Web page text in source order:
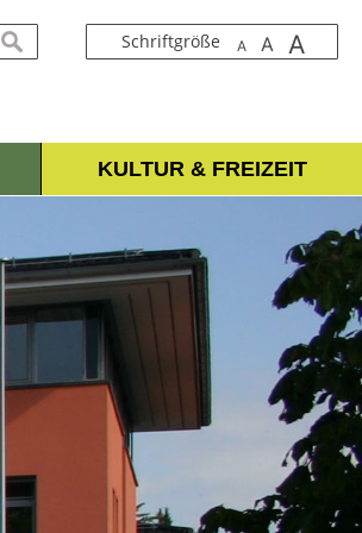
Schriftgröße A A A
suchen
KULTUR & FREIZEIT